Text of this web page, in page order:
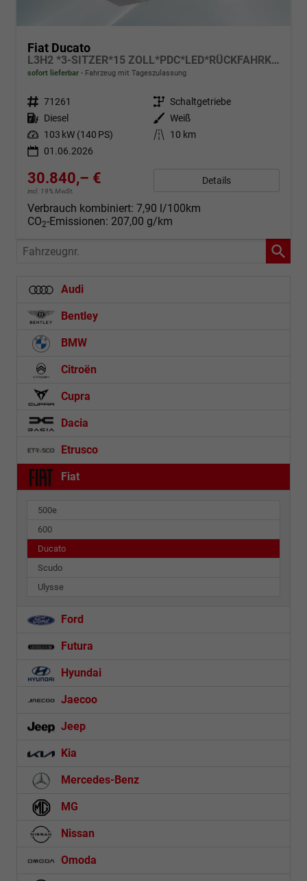
Fiat Ducato
L3H2 *3-SITZER*15 ZOLL*PDC*LED*RÜCKFAHRKAMERA*DAB*KLIMA*HECKTÜRE 260°*
sofort lieferbar Fahrzeug mit Tageszulassung
Fahrzeugnr. 71261 Getriebe Schaltgetriebe
Kraftstoff Diesel Außenfarbe Weiß
Leistung 103 kW (140 PS) Kilometerstand
10 km
01.06.2026
30.840,– €
incl. 19% MwSt.
Details
Verbrauch kombiniert: 7,90 l/100km
CO2-Emissionen: 207,00 g/km
Fahrzeugnr.
Audi
Bentley
BMW
Citroën
Cupra
Dacia
Etrusco
Fiat
500e
600
Ducato
Scudo
Ulysse
Ford
Futura
Hyundai
Jaecoo
Jeep
Kia
Mercedes-Benz
MG
Nissan
Omoda